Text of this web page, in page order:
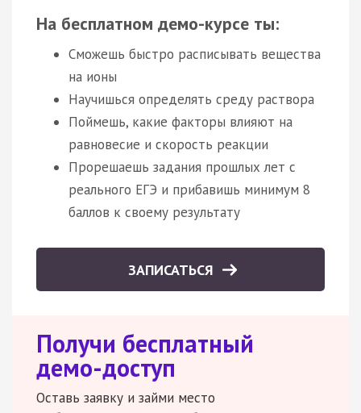
На бесплатном демо-курсе ты:
Сможешь быстро расписывать вещества
на ионы
Научишься определять среду раствора
Поймешь, какие факторы влияют на
равновесие и скорость реакции
Прорешаешь задания прошлых лет с
реального ЕГЭ и прибавишь минимум 8
баллов к своему результату
ЗАПИСАТЬСЯ
Получи бесплатный
демо-доступ
Оставь заявку и займи место